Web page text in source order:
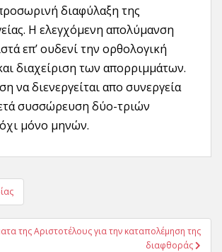
διαφύλαξη της
Η ελεγχόμενη απολύμανση
επ’ ουδενί την ορθολογική
διαχείριση των απορριμμάτων.
να διενεργείται απο συνεργεία
συσσώρευση δύο-τριών
μόνο μηνών.
της Αριστοτέλους για την καταπολέμηση της
διαφθοράς